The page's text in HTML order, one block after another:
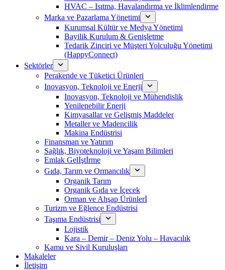
HVAC – Isıtma, Havalandırma ve İklimlendirme
Marka ve Pazarlama Yönetimi
Kurumsal Kültür ve Medya Yönetimi
Bayilik Kurulum & Genişletme
Tedarik Zinciri ve Müşteri Yolculuğu Yönetimi
(HappyConnect)
Sektörler
Perakende ve Tüketici Ürünleri
Inovasyon, Teknoloji ve Enerji
Inovasyon, Teknoloji ve Mühendislik
Yenilenebilir Enerji
Kimyasallar ve Gelişmiş Maddeler
Metaller ve Madencilik
Makina Endüstrisi
Finansman ve Yatırım
Sağlık, Biyoteknoloji ve Yaşam Bilimleri
Emlak Gelİştİrme
Gıda, Tarım ve Ormancılık
Organik Tarım
Organik Gıda ve İçecek
Orman ve Ahşap Ürünlerİ
Turizm ve Eğlence Endüstrisi
Taşıma Endüstrisi
Lojistik
Kara – Demir – Deniz Yolu – Havacılık
Kamu ve Sivil Kuruluşları
Makaleler
İletişim